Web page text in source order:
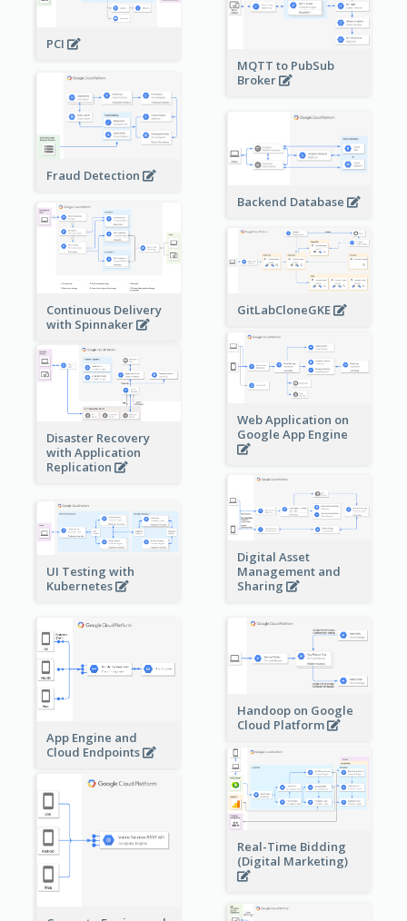
PCI
MQTT to PubSub
Broker
Fraud Detection
Backend Database
Continuous Delivery
with Spinnaker
GitLabCloneGKE
Web Application on
Google App Engine
Disaster Recovery
with Application
Replication
Digital Asset
Management and
Sharing
UI Testing with
Kubernetes
App Engine and
Cloud Endpoints
Handoop on Google
Cloud Platform
Real-Time Bidding
(Digital Marketing)